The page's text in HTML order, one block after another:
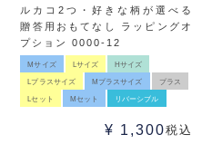
ルカコ2つ・好きな柄が選べる
贈答用おもてなし ラッピングオ
プション 0000-12
Mサイズ Lサイズ Hサイズ
Lプラスサイズ Mプラスサイズ プラス
Lセット Mセット リバーシブル
¥ 1,300税込